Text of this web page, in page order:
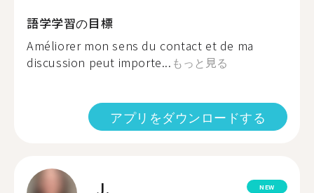
語学学習の目標
Améliorer mon sens du contact et de ma
discussion peut importe... もっと見る
アプリをダウンロードする
J. NEW